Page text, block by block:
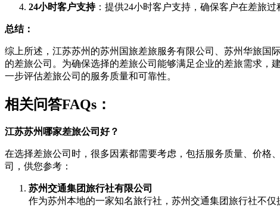
24小时客户支持：提供24小时客户支持，确保客户在差旅过
总结：
综上所述，江苏苏州的苏州国旅差旅服务有限公司、苏州华旅国
的差旅公司。为确保选择的差旅公司能够满足企业的差旅需求，
一步评估差旅公司的服务质量和可靠性。
相关问答FAQs：
江苏苏州哪家差旅公司好？
在选择差旅公司时，很多因素都需要考虑，包括服务质量、价格
司，供您参考：
苏州交通集团旅行社有限公司
作为苏州本地的一家知名旅行社，苏州交通集团旅行社不